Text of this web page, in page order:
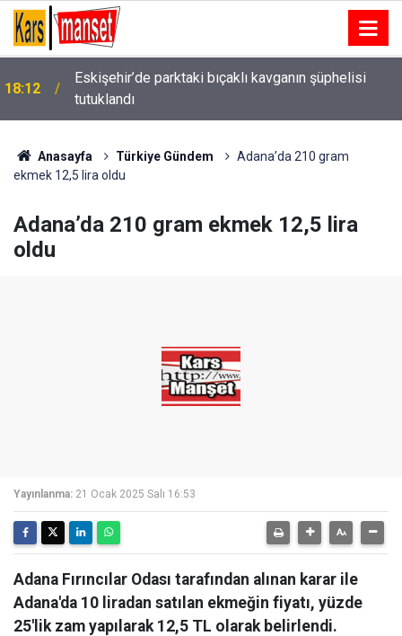
18:12
Eskişehir’de parktaki bıçaklı kavganın şüphelisi
tutuklandı
Anasayfa Türkiye Gündem
Adana’da 210 gram
ekmek 12,5 lira oldu
Adana’da 210 gram ekmek 12,5 lira
oldu
Yayınlanma: 21 Ocak 2025 Salı 16:53
Adana Fırıncılar Odası tarafından alınan karar ile
Adana'da 10 liradan satılan ekmeğin fiyatı, yüzde
25'lik zam yapılarak 12,5 TL olarak belirlendi.